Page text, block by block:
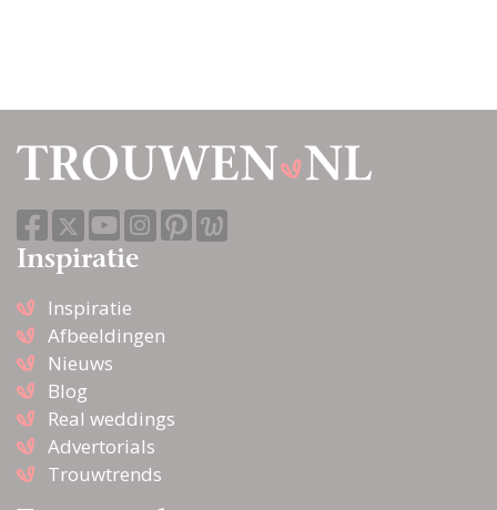
Inspiratie
Inspiratie
Afbeeldingen
Nieuws
Blog
Real weddings
Advertorials
Trouwtrends